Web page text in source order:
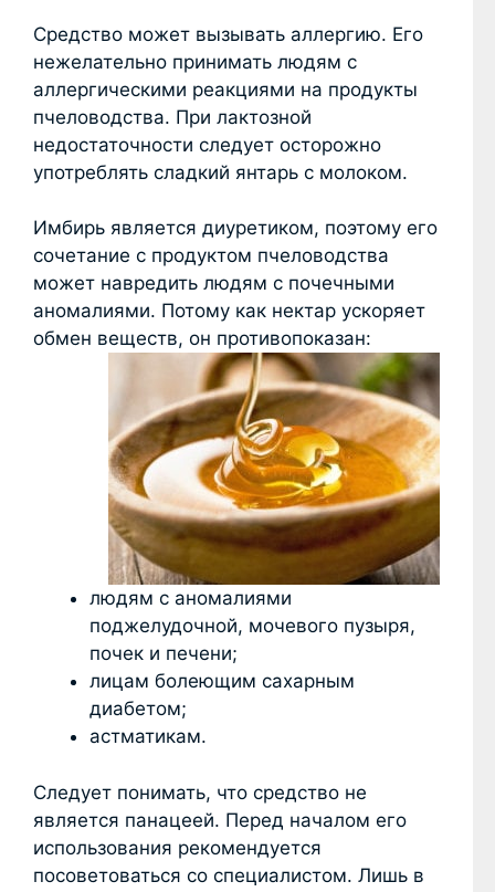
Средство может вызывать аллергию. Его
нежелательно принимать людям с
аллергическими реакциями на продукты
пчеловодства. При лактозной
недостаточности следует осторожно
употреблять сладкий янтарь с молоком.
Имбирь является диуретиком, поэтому его
сочетание с продуктом пчеловодства
может навредить людям с почечными
аномалиями. Потому как нектар ускоряет
обмен веществ, он противопоказан:
людям с аномалиями
поджелудочной, мочевого пузыря,
почек и печени;
лицам болеющим сахарным
диабетом;
астматикам.
Следует понимать, что средство не
является панацеей. Перед началом его
использования рекомендуется
посоветоваться со специалистом. Лишь в